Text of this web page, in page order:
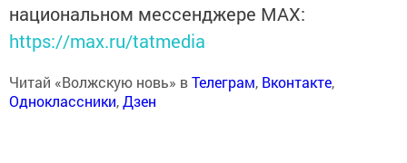
национальном мессенджере MАХ:
https://max.ru/tatmedia
Читай «Волжскую новь» вТелеграм, Вконтакте,
Одноклассники,Дзен